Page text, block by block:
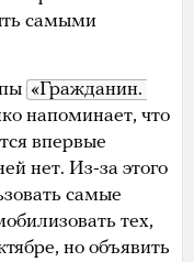
самыми
«Гражданин.
напоминает, что
впервые
нет. Из-за этого
самые
тех,
но объявить